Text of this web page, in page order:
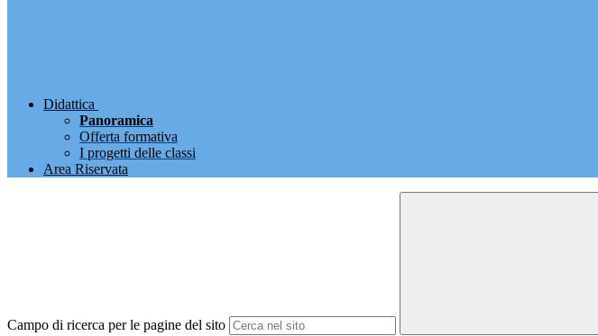
Didattica
Panoramica
Offerta formativa
I progetti delle classi
Area Riservata
Campo di ricerca per le pagine del sito